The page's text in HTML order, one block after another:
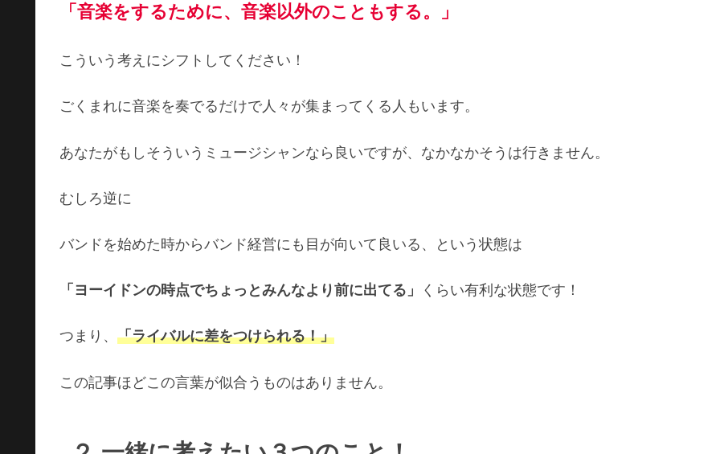
「音楽をするために、音楽以外のこともする。」
こういう考えにシフトしてください！
ごくまれに音楽を奏でるだけで人々が集まってくる人もいます。
あなたがもしそういうミュージシャンなら良いですが、なかなかそうは行きません。
むしろ逆に
バンドを始めた時からバンド経営にも目が向いて良いる、という状態は
「ヨーイドンの時点でちょっとみんなより前に出てる」 くらい有利な状態です！
つまり、 「ライバルに差をつけられる！」
この記事ほどこの言葉が似合うものはありません。